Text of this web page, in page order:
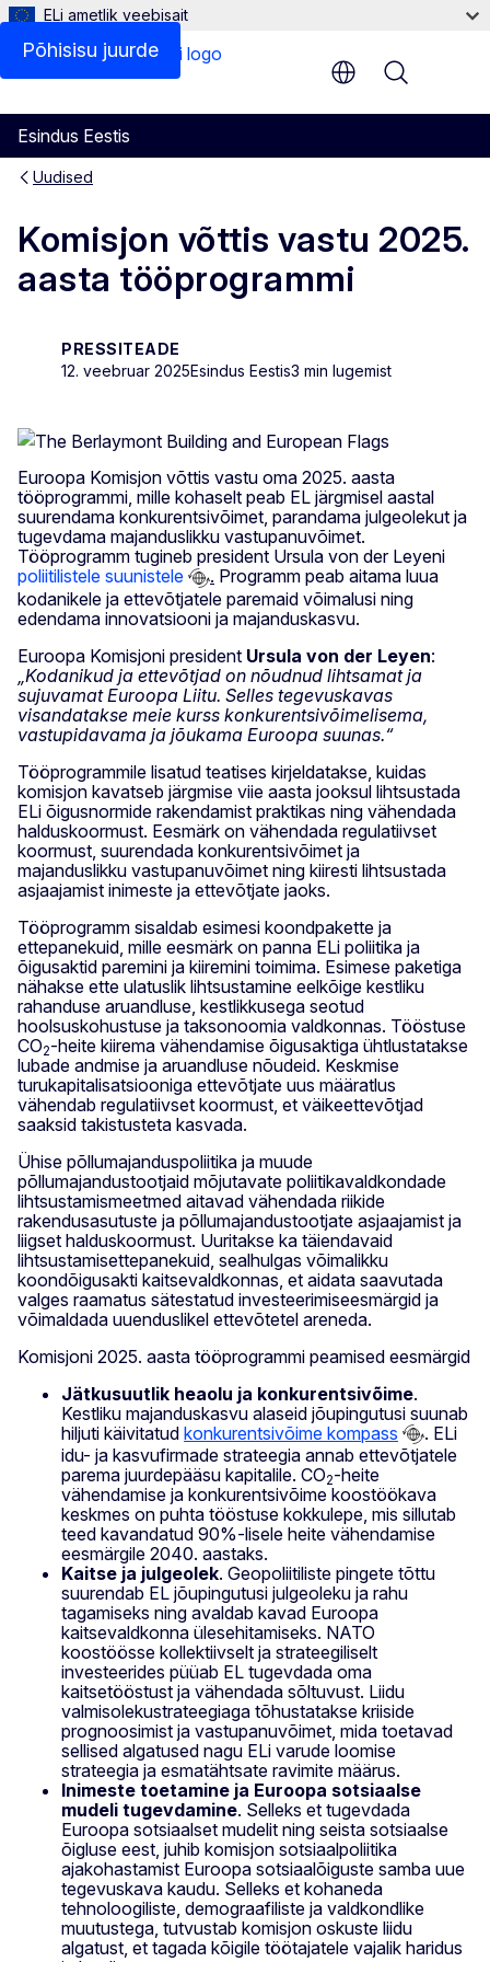
Põhisisu juurde
ELi ametlik veebisait
Esindus Eestis
Menu
Uudised
Komisjon võttis vastu 2025.
aasta tööprogrammi
PRESSITEADE
12. veebruar 2025Esindus Eestis3 min lugemist
Euroopa Komisjon võttis vastu oma 2025. aasta
tööprogrammi, mille kohaselt peab EL järgmisel aastal
suurendama konkurentsivõimet, parandama julgeolekut ja
tugevdama majanduslikku vastupanuvõimet.
Tööprogramm tugineb president Ursula von der Leyeni
poliitilistele suunistele
. Programm peab aitama luua
kodanikele ja ettevõtjatele paremaid võimalusi ning
edendama innovatsiooni ja majanduskasvu.
Euroopa Komisjoni president Ursula von der Leyen:
„Kodanikud ja ettevõtjad on nõudnud lihtsamat ja
sujuvamat Euroopa Liitu. Selles tegevuskavas
visandatakse meie kurss konkurentsivõimelisema,
vastupidavama ja jõukama Euroopa suunas.“
Tööprogrammile lisatud teatises kirjeldatakse, kuidas
komisjon kavatseb järgmise viie aasta jooksul lihtsustada
ELi õigusnormide rakendamist praktikas ning vähendada
halduskoormust. Eesmärk on vähendada regulatiivset
koormust, suurendada konkurentsivõimet ja
majanduslikku vastupanuvõimet ning kiiresti lihtsustada
asjaajamist inimeste ja ettevõtjate jaoks.
Tööprogramm sisaldab esimesi koondpakette ja
ettepanekuid, mille eesmärk on panna ELi poliitika ja
õigusaktid paremini ja kiiremini toimima. Esimese paketiga
nähakse ette ulatuslik lihtsustamine eelkõige kestliku
rahanduse aruandluse, kestlikkusega seotud
hoolsuskohustuse ja taksonoomia valdkonnas. Tööstuse
CO2-heite kiirema vähendamise õigusaktiga ühtlustatakse
lubade andmise ja aruandluse nõudeid. Keskmise
turukapitalisatsiooniga ettevõtjate uus määratlus
vähendab regulatiivset koormust, et väikeettevõtjad
saaksid takistusteta kasvada.
Ühise põllumajanduspoliitika ja muude
põllumajandustootjaid mõjutavate poliitikavaldkondade
lihtsustamismeetmed aitavad vähendada riikide
rakendusasutuste ja põllumajandustootjate asjaajamist ja
liigset halduskoormust. Uuritakse ka täiendavaid
lihtsustamisettepanekuid, sealhulgas võimalikku
koondõigusakti kaitsevaldkonnas, et aidata saavutada
valges raamatus sätestatud investeerimiseesmärgid ja
võimaldada uuenduslikel ettevõtetel areneda.
Komisjoni 2025. aasta tööprogrammi peamised eesmärgid
Jätkusuutlik heaolu ja konkurentsivõime.
Kestliku majanduskasvu alaseid jõupingutusi suunab
hiljuti käivitatud konkurentsivõime kompass
. ELi
idu- ja kasvufirmade strateegia annab ettevõtjatele
parema juurdepääsu kapitalile. CO2-heite
vähendamise ja konkurentsivõime koostöökava
keskmes on puhta tööstuse kokkulepe, mis sillutab
teed kavandatud 90%-lisele heite vähendamise
eesmärgile 2040. aastaks.
Kaitse ja julgeolek. Geopoliitiliste pingete tõttu
suurendab EL jõupingutusi julgeoleku ja rahu
tagamiseks ning avaldab kavad Euroopa
kaitsevaldkonna ülesehitamiseks. NATO
koostöösse kollektiivselt ja strateegiliselt
investeerides püüab EL tugevdada oma
kaitsetööstust ja vähendada sõltuvust. Liidu
valmisolekustrateegiaga tõhustatakse kriiside
prognoosimist ja vastupanuvõimet, mida toetavad
sellised algatused nagu ELi varude loomise
strateegia ja esmatähtsate ravimite määrus.
Inimeste toetamine ja Euroopa sotsiaalse
mudeli tugevdamine. Selleks et tugevdada
Euroopa sotsiaalset mudelit ning seista sotsiaalse
õigluse eest, juhib komisjon sotsiaalpoliitika
ajakohastamist Euroopa sotsiaalõiguste samba uue
tegevuskava kaudu. Selleks et kohaneda
tehnoloogiliste, demograafiliste ja valdkondlike
muutustega, tutvustab komisjon oskuste liidu
algatust, et tagada kõigile töötajatele vajalik haridus